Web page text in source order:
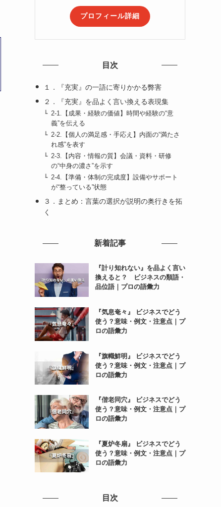
プロフィール詳細
目次
１．『充実』の一語に寄りかかる弊害
２．『充実』を品よく言い換える表現集
2-1.【成果・経験の価値】時間や経験の“意
義”を伝える
2-2.【個人の満足感・手応え】内面の“満たさ
れ感”を表す
2-3.【内容・情報の質】会議・資料・研修
の“中身の濃さ”を示す
2-4.【準備・体制の完成度】設備やサポート
が“整っている”状態
３．まとめ：言葉の選択が説明の奥行きを拓
く
新着記事
『計り知れない』を品よく言い
換えると？ ビジネスの類語・
品位語｜プロの語彙力
『気息奄々』 ビジネスでどう
使う？意味・例文・注意点｜プ
ロの語彙力
『旗幟鮮明』 ビジネスでどう
使う？意味・例文・注意点｜プ
ロの語彙力
『偕老同穴』 ビジネスでどう
使う？意味・例文・注意点｜プ
ロの語彙力
『夏炉冬扇』 ビジネスでどう
使う？意味・例文・注意点｜プ
ロの語彙力
目次